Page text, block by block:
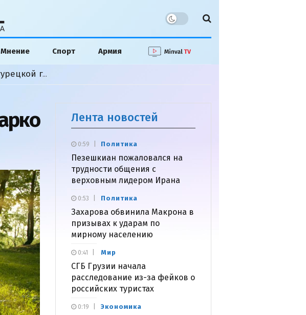
Мнение Спорт Армия
«Слова исказили»: Хикмет Гаджиев ответил на публикацию турецкой газеты
Лента новостей
Политика
Пезешкиан пожаловался на
трудности общения с
верховным лидером Ирана
0:59
Политика
Захарова обвинила Макрона в
призывах к ударам по
мирному населению
0:53
Мир
СГБ Грузии начала
расследование из-за фейков о
российских туристах
0:41
Экономика
0:19